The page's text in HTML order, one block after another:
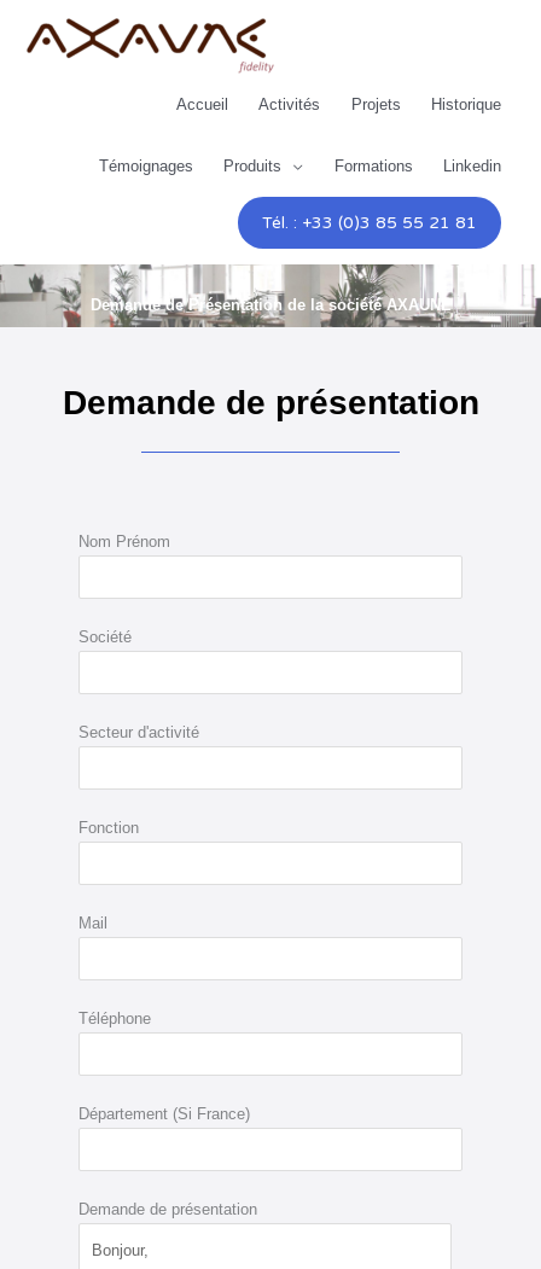
Accueil
Activités Projets Historique
Témoignages Produits Formations Linkedin
Tél. : +33 (0)3 85 55 21 81
Demande de Présentation de la société AXAUNE
Demande de présentation
Nom Prénom
Société
Secteur d'activité
Fonction
Mail
Téléphone
Département (Si France)
Demande de présentation